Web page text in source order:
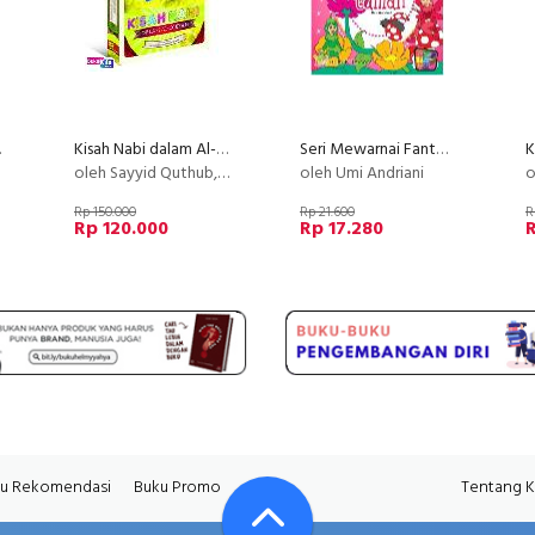
Kisah Nabi dalam Al-Qur'an
oleh Sayyid Quthub, Abdul Hamid Goudah As-Sahhar
Rp 150.000
Rp 120.000
Seri Mewarnai Fantastik : Peri Taman
oleh Umi Andriani
Rp 21.600
Rp 17.280
Rekomendasi Buku Promo Tentang